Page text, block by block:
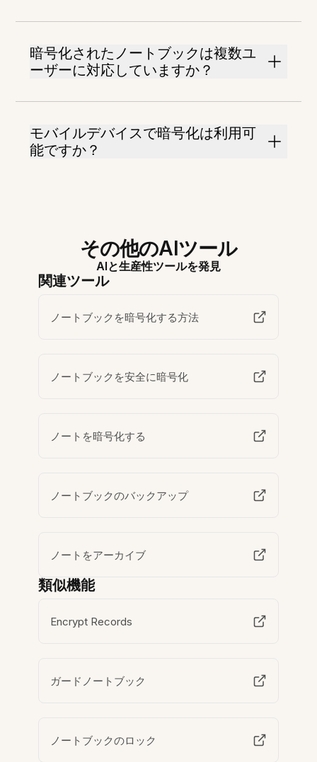
暗号化されたノートブックは複数ユ
ーザーに対応していますか？
モバイルデバイスで暗号化は利用可
能ですか？
その他のAIツール
AIと生産性ツールを発見
関連ツール
ノートブックを暗号化する方法
ノートブックを安全に暗号化
ノートを暗号化する
ノートブックのバックアップ
ノートをアーカイブ
類似機能
Encrypt Records
ガードノートブック
ノートブックのロック